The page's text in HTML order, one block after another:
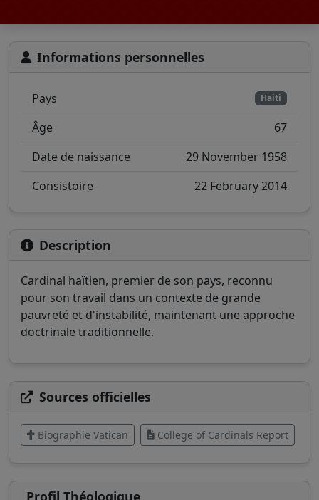
Informations personnelles
Pays Haiti
Âge
67
Date de naissance
29 November 1958
Consistoire
22 February 2014
Description
Cardinal haïtien, premier de son pays, reconnu
pour son travail dans un contexte de grande
pauvreté et d'instabilité, maintenant une approche
doctrinale traditionnelle.
Sources officielles
Biographie Vatican College of Cardinals Report
Profil Théologique